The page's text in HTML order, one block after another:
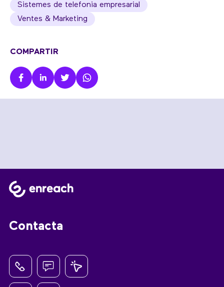
Sistemes de telefonia empresarial
Ventes & Marketing
COMPARTIR
Contacta